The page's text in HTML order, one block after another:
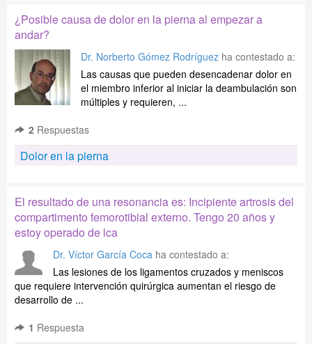
¿Posible causa de dolor en la pierna al empezar a
andar?
Dr. Norberto Gómez Rodríguez ha contestado a:
Las causas que pueden desencadenar dolor en
el miembro inferior al iniciar la deambulación son
múltiples y requieren, ...
2 Respuestas
Dolor en la pierna
El resultado de una resonancia es: Incipiente artrosis del
compartimento femorotibial externo. Tengo 20 años y
estoy operado de lca
Dr. Víctor García Coca ha contestado a:
Las lesiones de los ligamentos cruzados y meniscos
que requiere intervención quirúrgica aumentan el riesgo de
desarrollo de ...
1 Respuesta